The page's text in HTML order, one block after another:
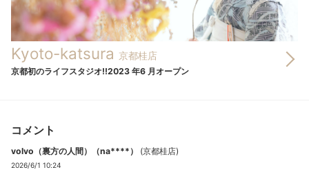
Kyoto-katsura 京都桂店
京都初のライフスタジオ!!2023 年6 月オープン
コメント
volvo（裏方の人間）（na****） (京都桂店)
2026/6/1 10:24